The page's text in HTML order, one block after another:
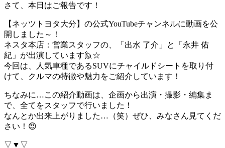
さて、本日はご報告です！
【ネッツトヨタ大分】の公式YouTubeチャンネルに動画を公
開しました～！
ネスタ本店：営業スタッフの、「出水 了介」と「永井 佑
紀」が出演しています🙋☆
今回は、人気車種であるSUVにチャイルドシートを取り付
けて、クルマの特徴や魅力をご紹介しています！
ちなみに…この紹介動画は、企画から出演・撮影・編集ま
で、全てをスタッフで行いました！
なんとか出来上がりました…（笑）ぜひ、みなさん見てくだ
さい！😍
▽▼▽